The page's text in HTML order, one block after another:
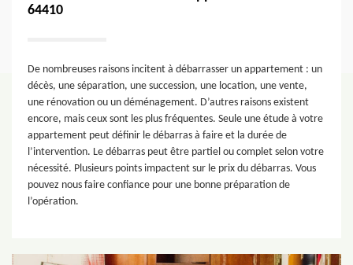
64410
De nombreuses raisons incitent à débarrasser un appartement : un
décès, une séparation, une succession, une location, une vente,
une rénovation ou un déménagement. D’autres raisons existent
encore, mais ceux sont les plus fréquentes. Seule une étude à votre
appartement peut définir le débarras à faire et la durée de
l’intervention. Le débarras peut être partiel ou complet selon votre
nécessité. Plusieurs points impactent sur le prix du débarras. Vous
pouvez nous faire confiance pour une bonne préparation de
l’opération.